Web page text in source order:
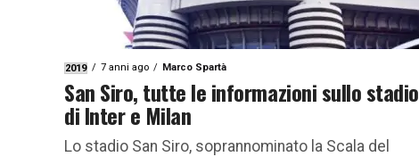
2019 7 anni ago Marco Spartà
San Siro, tutte le informazioni sullo stadio
di Inter e Milan
Lo stadio San Siro, soprannominato la Scala del